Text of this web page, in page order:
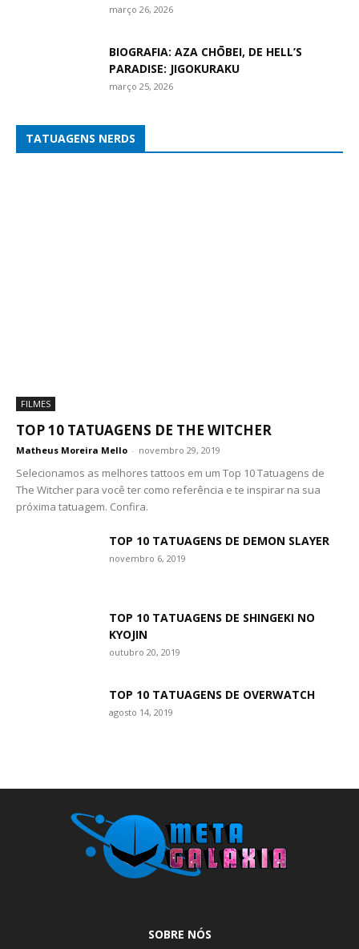
março 26, 2026
BIOGRAFIA: AZA CHŌBEI, DE HELL’S
PARADISE: JIGOKURAKU
março 25, 2026
TATUAGENS NERDS
FILMES
TOP 10 TATUAGENS DE THE WITCHER
Matheus Moreira Mello - novembro 29, 2019
Selecionamos as melhores tattoos em um Top 10 Tatuagens de
The Witcher para você ter como referência e te inspirar na sua
próxima tatuagem. Confira.
TOP 10 TATUAGENS DE DEMON SLAYER
novembro 6, 2019
TOP 10 TATUAGENS DE SHINGEKI NO
KYOJIN
outubro 20, 2019
TOP 10 TATUAGENS DE OVERWATCH
agosto 14, 2019
SOBRE NÓS